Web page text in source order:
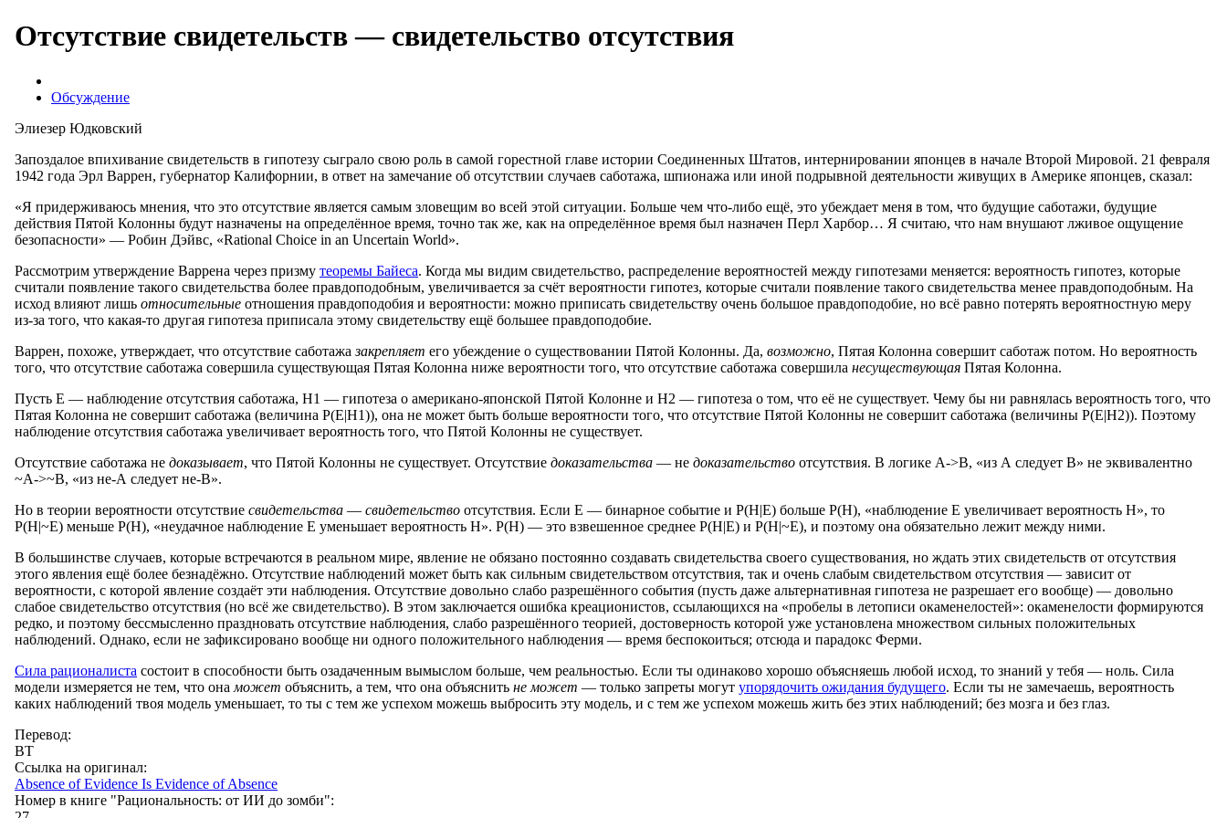
Отсутствие свидетельств — свидетельство отсутствия
Обсуждение
Элиезер Юдковский
Запоздалое впихивание свидетельств в гипотезу сыграло свою роль в самой горестной главе истории Соединенных Штатов, интернировании японцев в начале Второй Мировой. 21 февраля
1942 года Эрл Варрен, губернатор Калифорнии, в ответ на замечание об отсутствии случаев саботажа, шпионажа или иной подрывной деятельности живущих в Америке японцев, сказал:
«Я придерживаюсь мнения, что это отсутствие является самым зловещим во всей этой ситуации. Больше чем что-либо ещё, это убеждает меня в том, что будущие саботажи, будущие
действия Пятой Колонны будут назначены на определённое время, точно так же, как на определённое время был назначен Перл Харбор… Я считаю, что нам внушают лживое ощущение
безопасности» — Робин Дэйвс, «Rational Choice in an Uncertain World».
Рассмотрим утверждение Варрена через призму теоремы Байеса. Когда мы видим свидетельство, распределение вероятностей между гипотезами меняется: вероятность гипотез, которые
считали появление такого свидетельства более правдоподобным, увеличивается за счёт вероятности гипотез, которые считали появление такого свидетельства менее правдоподобным. На
исход влияют лишь относительные отношения правдоподобия и вероятности: можно приписать свидетельству очень большое правдоподобие, но всё равно потерять вероятностную меру
из-за того, что какая-то другая гипотеза приписала этому свидетельству ещё большее правдоподобие.
Варрен, похоже, утверждает, что отсутствие саботажазакрепляет его убеждение о существовании Пятой Колонны. Да, возможно, Пятая Колонна совершит саботаж потом. Но вероятность
того, что отсутствие саботажа совершила существующая Пятая Колонна ниже вероятности того, что отсутствие саботажа совершила несуществующая Пятая Колонна.
Пусть E — наблюдение отсутствия саботажа, H1 — гипотеза о американо-японской Пятой Колонне и H2 — гипотеза о том, что её не существует. Чему бы ни равнялась вероятность того, что
Пятая Колонна не совершит саботажа (величина P(E|H1)), она не может быть больше вероятности того, что отсутствие Пятой Колонны не совершит саботажа (величины P(E|H2)). Поэтому
наблюдение отсутствия саботажа увеличивает вероятность того, что Пятой Колонны не существует.
Отсутствие саботажа не доказывает, что Пятой Колонны не существует. Отсутствие доказательства — не доказательство отсутствия. В логике A->B, «из А следует B» не эквивалентно
~A->~B, «из не-А следует не-B».
Но в теории вероятности отсутствие свидетельства — свидетельство отсутствия. Если E — бинарное событие и P(H|E) больше P(H), «наблюдение E увеличивает вероятность H», то
P(H|~E) меньше P(H), «неудачное наблюдение E уменьшает вероятность H». P(H) — это взвешенное среднее P(H|E) и P(H|~E), и поэтому она обязательно лежит между ними.
В большинстве случаев, которые встречаются в реальном мире, явление не обязано постоянно создавать свидетельства своего существования, но ждать этих свидетельств от отсутствия
этого явления ещё более безнадёжно. Отсутствие наблюдений может быть как сильным свидетельством отсутствия, так и очень слабым свидетельством отсутствия — зависит от
вероятности, с которой явление создаёт эти наблюдения. Отсутствие довольно слабо разрешённого события (пусть даже альтернативная гипотеза не разрешает его вообще) — довольно
слабое свидетельство отсутствия (но всё же свидетельство). В этом заключается ошибка креационистов, ссылающихся на «пробелы в летописи окаменелостей»: окаменелости формируются
редко, и поэтому бессмысленно праздновать отсутствие наблюдения, слабо разрешённого теорией, достоверность которой уже установлена множеством сильных положительных
наблюдений. Однако, если не зафиксировано вообще ни одного положительного наблюдения — время беспокоиться; отсюда и парадокс Ферми.
Cила рационалиста состоит в способности быть озадаченным вымыслом больше, чем реальностью. Если ты одинаково хорошо объясняешь любой исход, то знаний у тебя — ноль. Сила
модели измеряется не тем, что она может объяснить, а тем, что она объяснить не может — только запреты могут упорядочить ожидания будущего. Если ты не замечаешь, вероятность
каких наблюдений твоя модель уменьшает, то ты с тем же успехом можешь выбросить эту модель, и с тем же успехом можешь жить без этих наблюдений; без мозга и без глаз.
Перевод:
BT
Ссылка на оригинал:
Absence of Evidence Is Evidence of Absence
Номер в книге "Рациональность: от ИИ до зомби":